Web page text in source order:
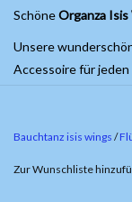
SchöneOrganza Isis
Unsere
Accessoire für jeden
majestätische
Bauchtanz isis wings /
Zur Wunschliste